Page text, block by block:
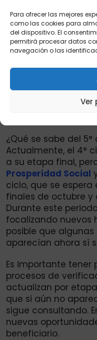
Para ofrecer las mejores
como las cookies para
del dispositivo. El
permitirá procesar datos
navegación o las
Ver
¿Qué se sabe del
Actualmente, el 4°
a su etapa final,
Prosperidad Social
ciclo, que se
finales de octubre y
Durante este
focalizando nuevos
posible que
aparecían ahora sí
Es importante tener
procesos de
actualizan por
que si aún no
sigue consultando.
nuevas
beneficiario.